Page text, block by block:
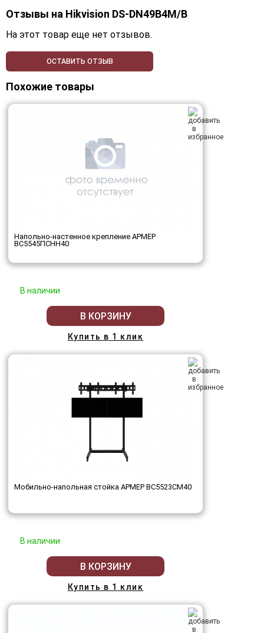
Отзывы на Hikvision DS-DN49B4M/B
На этот товар еще нет отзывов.
ОСТАВИТЬ ОТЗЫВ
Похожие товары
Напольно-настенное крепление АРМЕР
ВС5545ПСНН40
В наличии
В КОРЗИНУ
Купить в 1 клик
Мобильно-напольная стойка АРМЕР ВС5523СМ40
В наличии
В КОРЗИНУ
Купить в 1 клик